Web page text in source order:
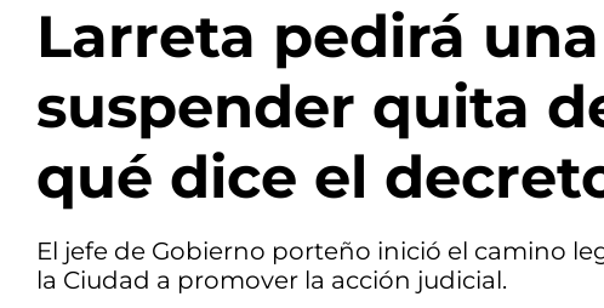
Larreta pedirá
suspender quita
qué dice el
El jefe de Gobierno porteño inició el camino
la Ciudad a promover la acción judicial.